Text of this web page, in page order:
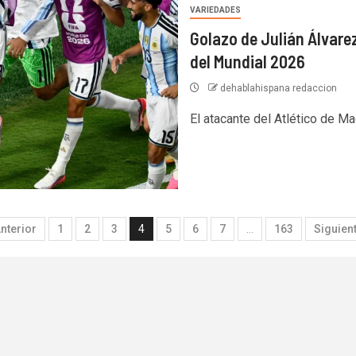
VARIEDADES
Golazo de Julián
del Mundial 2026
dehablahispana redaccion
El atacante del Atlético de
1 2 3 4 5 6 7 163